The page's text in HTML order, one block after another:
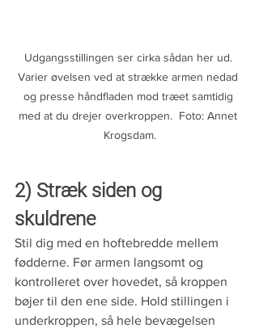
Udgangsstillingen ser cirka sådan her ud.
Varier øvelsen ved at strække armen nedad
og presse håndfladen mod træet samtidig
med at du drejer overkroppen.  Foto: Annet
Krogsdam.
2) Stræk siden og
skuldrene
Stil dig med en hoftebredde mellem
fødderne. Før armen langsomt og
kontrolleret over hovedet, så kroppen
bøjer til den ene side. Hold stillingen i
underkroppen, så hele bevægelsen